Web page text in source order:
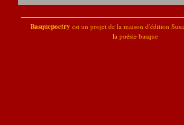
Basquepoetry est un projet de la maison d'édition Susa
la poésie basque